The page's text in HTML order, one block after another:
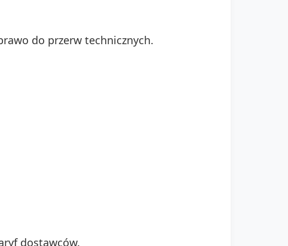
do przerw technicznych.
dostawców.